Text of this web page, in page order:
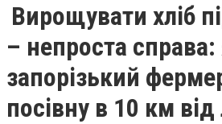
Вирощувати хліб
– непроста справа:
запорізький
посівну в 10 км від